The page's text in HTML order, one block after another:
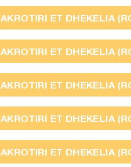
AKROTIRI ET DHEKELIA
AKROTIRI ET DHEKELIA
AKROTIRI ET DHEKELIA
AKROTIRI ET DHEKELIA
AKROTIRI ET DHEKELIA